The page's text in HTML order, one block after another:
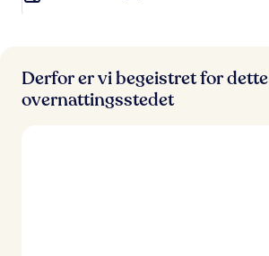
Derfor er vi begeistret for dette
overnattingsstedet